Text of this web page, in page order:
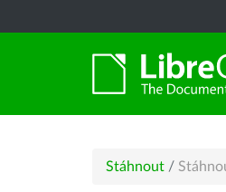
Stáhnout /